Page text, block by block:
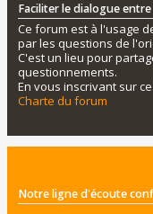
Faciliter le dialogue
Ce forum est à l'usage
par les questions de
C'est un lieu pour
questionnements.
En vous inscrivant sur
Charte du forum
Notre ligne d'écoute